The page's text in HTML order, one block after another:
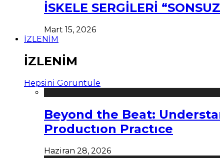
İSKELE SERGİLERİ
Mart 15, 2026
İZLENİM
İZLENİM
Hepsini Görüntüle
Beyond the Beat:
Productıon Practıce
Haziran 28, 2026